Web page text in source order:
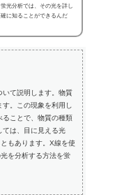
光分析では、その光を詳し
に知ることができるんだ
いて説明します。物質
。この現象を利用し
ことで、物質の種類
ては、目に見える光
もあります。X線を使
を分析する方法を蛍